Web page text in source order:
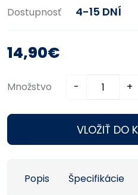
Dostupnosť 4-15 DNÍ
14,90€
Množstvo - +
VLOŽIŤ DO
Popis Špecifikácie